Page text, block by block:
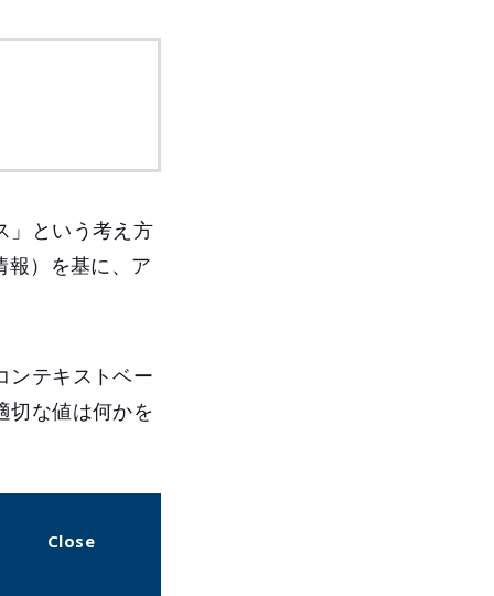
」という考え方
報）を基に、ア
ンテキストベー
切な値は何かを